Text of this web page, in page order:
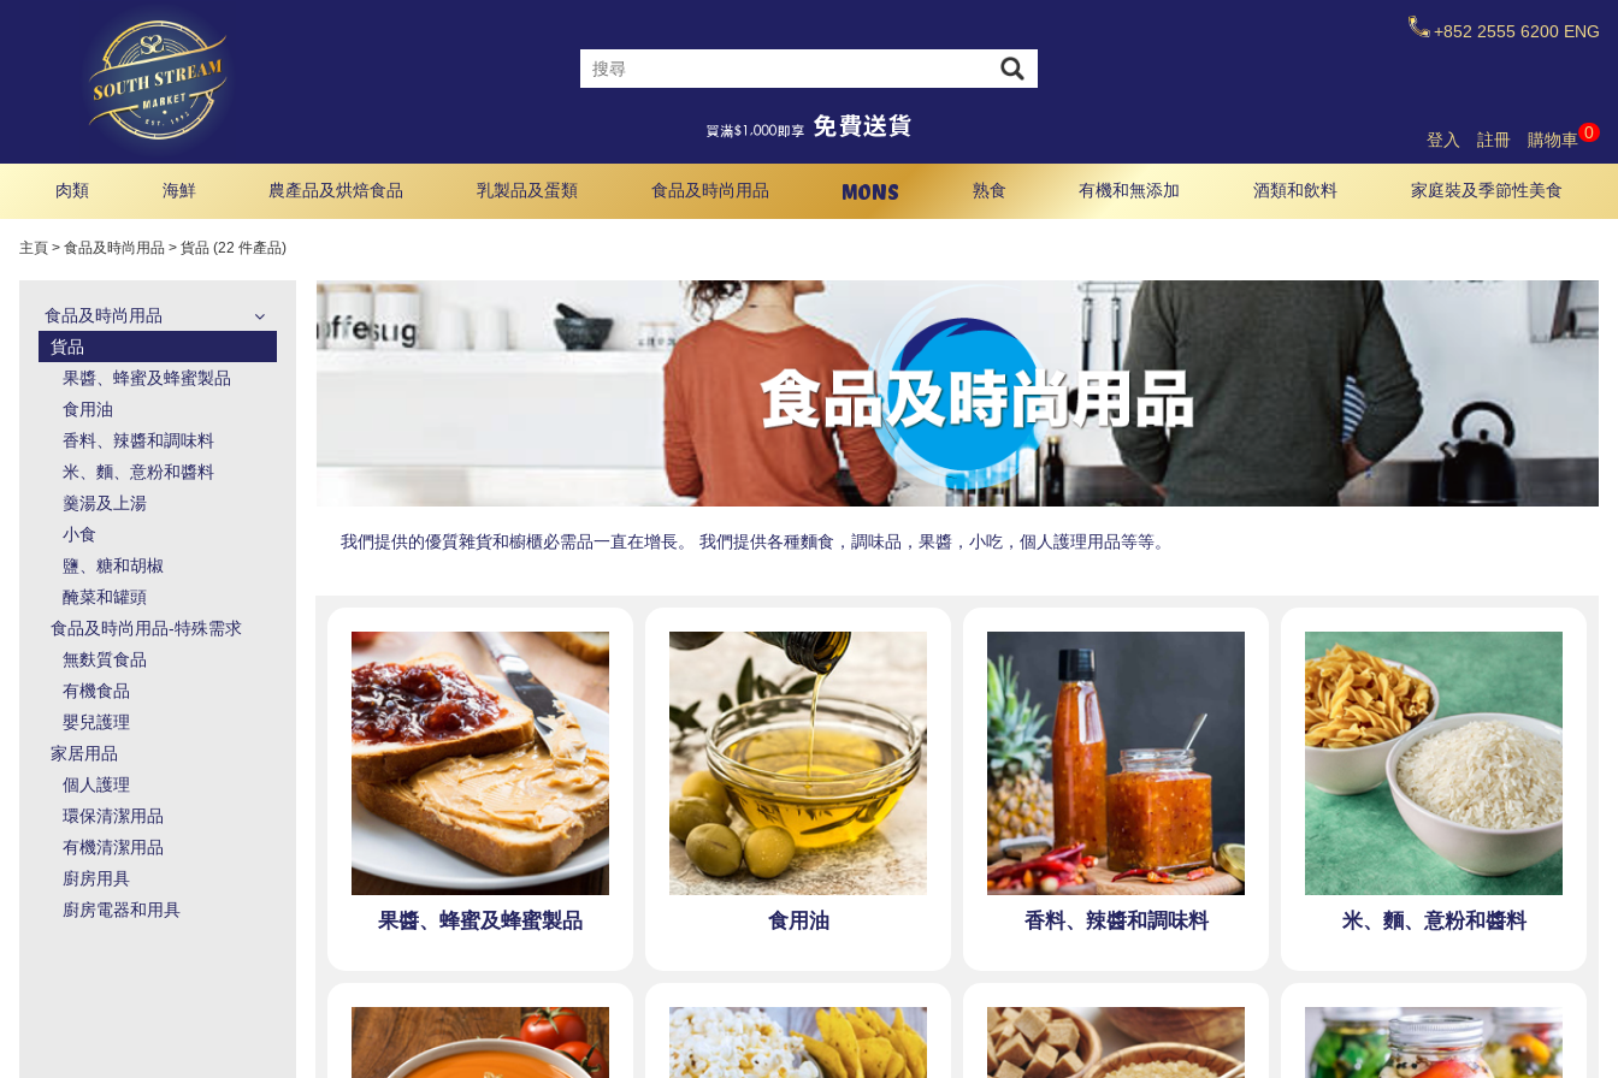
+852 2555 6200 ENG
登入 註冊 購物車 0
肉類 海鮮 農產品及烘焙食品 乳製品及蛋類 食品及時尚用品 MONS 熟食 有機和無添加 酒類和飲料 家庭裝及季節性美食
主頁 > 食品及時尚用品 > 貨品 (22 件產品)
我們提供的優質雜貨和櫥櫃必需品一直在增長。 我們提供各種麵食，調味品，果醬，小吃，個人護理用品等等。
果醬、蜂蜜及蜂蜜製品 食用油 香料、辣醬和調味料 米、麵、意粉和醬料
食品及時尚用品
貨品
果醬、蜂蜜及蜂蜜製品
食用油
香料、辣醬和調味料
米、麵、意粉和醬料
羹湯及上湯
小食
鹽、糖和胡椒
醃菜和罐頭
食品及時尚用品-特殊需求
無麩質食品
有機食品
嬰兒護理
家居用品
個人護理
環保清潔用品
有機清潔用品
廚房用具
廚房電器和用具